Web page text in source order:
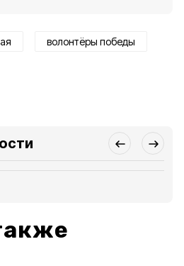
волонтёры победы